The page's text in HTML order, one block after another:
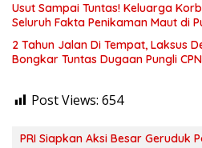
Usut Sampai Tuntas! Keluarga
Seluruh Fakta Penikaman Maut di
2 Tahun Jalan Di Tempat, Laksus
Bongkar Tuntas Dugaan Pungli
Post Views: 654
PRI Siapkan Aksi Besar Geruduk